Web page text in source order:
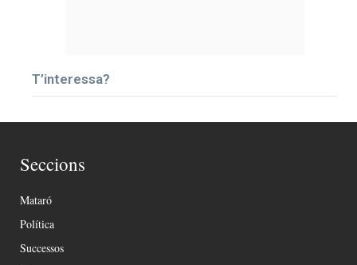
T’interessa?
Seccions
Mataró
Política
Successos